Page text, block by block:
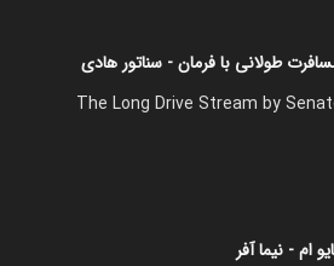
طولانی با فرمان - سناتور هادی
The Long Drive Stream by
ام - نیما آفر